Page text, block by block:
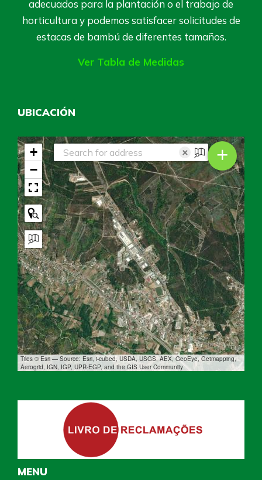
adecuados para la plantación o el trabajo de
horticultura y podemos satisfacer solicitudes de
estacas de bambú de diferentes tamaños.
Ver Tabla de Medidas
UBICACIÓN
+
−
Tiles © Esri — Source: Esri, i-cubed, USDA, USGS, AEX, GeoEye, Getmapping,
Aerogrid, IGN, IGP, UPR-EGP, and the GIS User Community
× +
MENU